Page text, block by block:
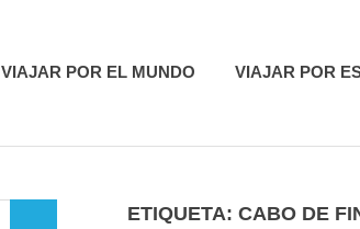
VIAJAR POR EL MUNDO VIAJAR POR
ETIQUETA: CABO DE